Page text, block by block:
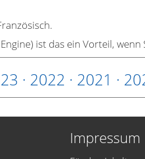
ist das ein Vorteil, wenn
· 2022 · 2021 ·
Impressum